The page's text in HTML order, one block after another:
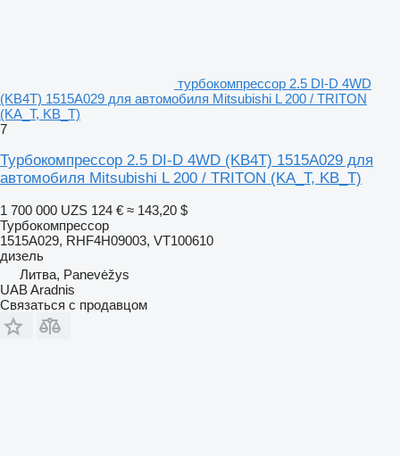
турбокомпрессор 2.5 DI-D 4WD
(KB4T) 1515A029 для автомобиля Mitsubishi L 200 / TRITON
(KA_T, KB_T)
7
Турбокомпрессор 2.5 DI-D 4WD (KB4T) 1515A029 для
автомобиля Mitsubishi L 200 / TRITON (KA_T, KB_T)
1 700 000 UZS 124 € ≈ 143,20 $
Турбокомпрессор
1515A029, RHF4H09003, VT100610
дизель
Литва, Panevėžys
UAB Aradnis
Связаться с продавцом